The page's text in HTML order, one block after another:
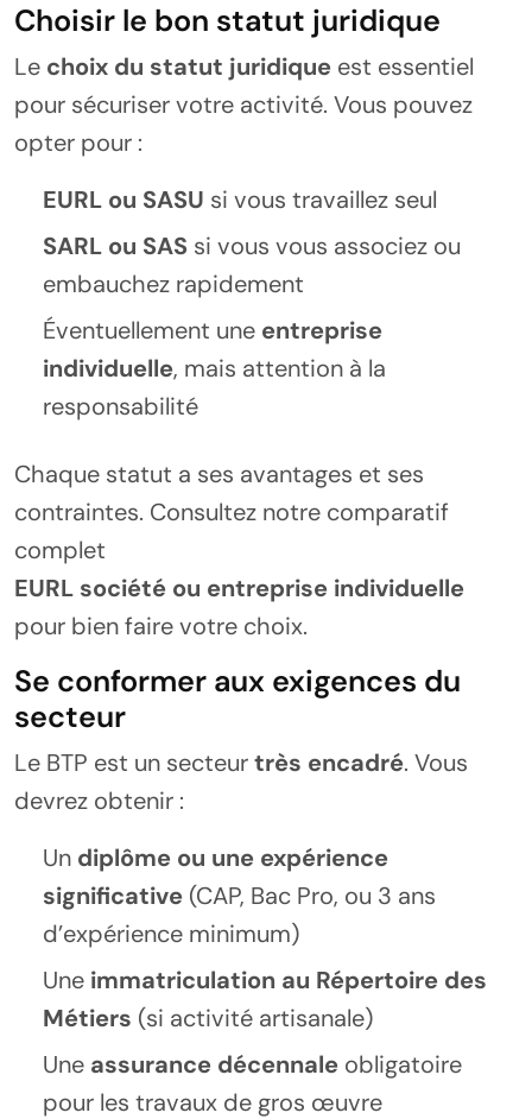
Choisir le bon statut juridique
Le choix du statut juridique est essentiel
pour sécuriser votre activité. Vous pouvez
opter pour :
EURL ou SASU si vous travaillez seul
SARL ou SAS si vous vous associez ou
embauchez rapidement
Éventuellement une entreprise
individuelle, mais attention à la
responsabilité
Chaque statut a ses avantages et ses
contraintes. Consultez notre comparatif
complet
EURL société ou entreprise individuelle
pour bien faire votre choix.
Se conformer aux exigences du
secteur
Le BTP est un secteurtrès encadré. Vous
devrez obtenir :
Un diplôme ou une expérience
significative (CAP, Bac Pro, ou 3 ans
d’expérience minimum)
Une immatriculation au Répertoire des
Métiers (si activité artisanale)
Une assurance décennale obligatoire
pour les travaux de gros œuvre